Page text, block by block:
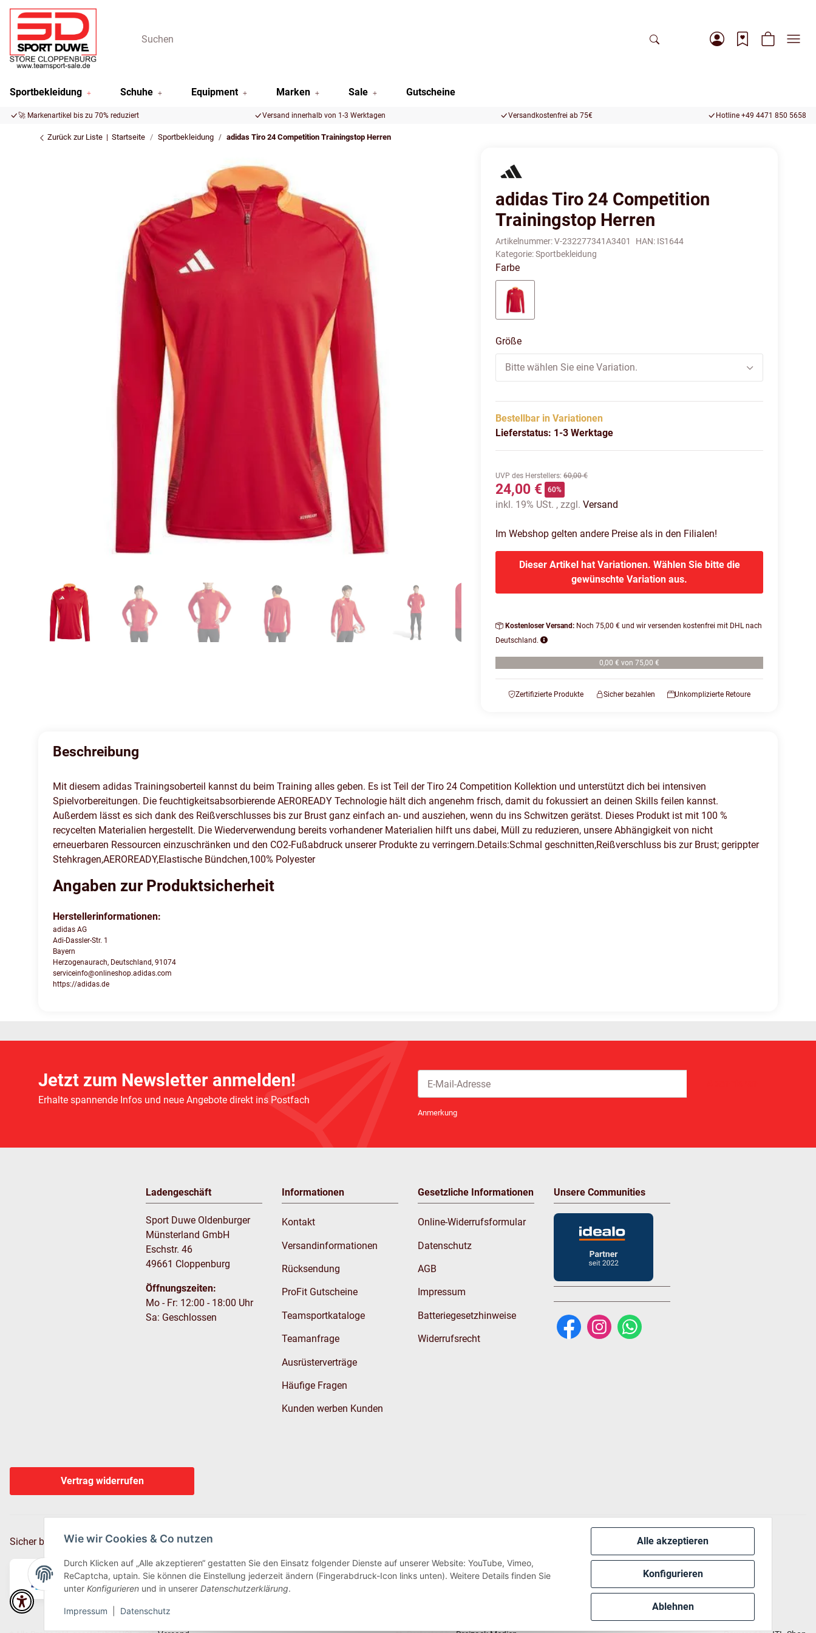
Alle akzeptieren
Konfigurieren
Ablehnen
Wie wir Cookies & Co nutzen
Durch Klicken auf „Alle akzeptieren“ gestatten Sie den Einsatz folgender Dienste auf unserer Website: YouTube, Vimeo,
ReCaptcha, uptain. Sie können die Einstellung jederzeit ändern (Fingerabdruck-Icon links unten). Weitere Details finden Sie
unter Konfigurieren und in unserer Datenschutzerklärung.
Impressum Datenschutz
Sportbekleidung Schuhe Equipment Marken Sale Gutscheine
🚀 Markenartikel bis zu 70% reduziert Versand innerhalb von 1-3 Werktagen Versandkostenfrei ab 75€ Hotline +49 4471 850 5658
Zurück zur Liste Startseite Sportbekleidung adidas Tiro 24 Competition Trainingstop Herren
adidas Tiro 24 Competition
Trainingstop Herren
Artikelnummer:V-232277341A3401 HAN: IS1644
Kategorie:Sportbekleidung
Farbe
Größe
Bitte wählen Sie eine Variation.
Bestellbar in Variationen
Lieferstatus: 1-3 Werktage
UVP des Herstellers:60,00 €
24,00 € 60%
inkl. 19% USt. , zzgl.Versand
Im Webshop gelten andere Preise als in den Filialen!
Dieser Artikel hat Variationen. Wählen Sie bitte die
gewünschte Variation aus.
Kostenloser Versand: Noch 75,00 € und wir versenden kostenfrei mit DHL nach
Deutschland.
0,00 € von 75,00 €
Zertifizierte Produkte Sicher bezahlen Unkomplizierte Retoure
Beschreibung
Mit diesem adidas Trainingsoberteil kannst du beim Training alles geben. Es ist Teil der Tiro 24 Competition Kollektion und unterstützt dich bei intensiven
Spielvorbereitungen. Die feuchtigkeitsabsorbierende AEROREADY Technologie hält dich angenehm frisch, damit du fokussiert an deinen Skills feilen kannst.
Außerdem lässt es sich dank des Reißverschlusses bis zur Brust ganz einfach an- und ausziehen, wenn du ins Schwitzen gerätst. Dieses Produkt ist mit 100 %
recycelten Materialien hergestellt. Die Wiederverwendung bereits vorhandener Materialien hilft uns dabei, Müll zu reduzieren, unsere Abhängigkeit von nicht
erneuerbaren Ressourcen einzuschränken und den CO2-Fußabdruck unserer Produkte zu verringern.Details:Schmal geschnitten,Reißverschluss bis zur Brust; gerippter
Stehkragen,AEROREADY,Elastische Bündchen,100% Polyester
Angaben zur Produktsicherheit
Herstellerinformationen:
adidas AG
Adi-Dassler-Str. 1
Bayern
Herzogenaurach, Deutschland, 91074
serviceinfo@onlineshop.adidas.com
https://adidas.de
Jetzt zum Newsletter anmelden!
Erhalte spannende Infos und neue Angebote direkt ins Postfach
Anmerkung
Ladengeschäft
Sport Duwe Oldenburger
Münsterland GmbH
Eschstr. 46
49661 Cloppenburg
Öffnungszeiten:
Mo - Fr: 12:00 - 18:00 Uhr
Sa: Geschlossen
Informationen
Kontakt
Versandinformationen
Rücksendung
ProFit Gutscheine
Teamsportkataloge
Teamanfrage
Ausrüsterverträge
Häufige Fragen
Kunden werben Kunden
Gesetzliche Informationen
Online-Widerrufsformular
Datenschutz
AGB
Impressum
Batteriegesetzhinweise
Widerrufsrecht
Unsere Communities
Vertrag widerrufen
Sicher bezahlen via: